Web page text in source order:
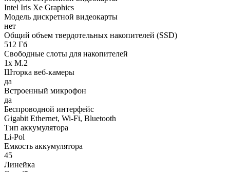
Intel Iris Xe Graphics
Модель дискретной видеокарты
нет
Общий объем твердотельных накопителей (SSD)
512 Гб
Свободные слоты для накопителей
1x M.2
Шторка веб-камеры
да
Встроенный микрофон
да
Беспроводной интерфейс
Gigabit Ethernet, Wi-Fi, Bluetooth
Тип аккумулятора
Li-Pol
Емкость аккумулятора
45
Линейка